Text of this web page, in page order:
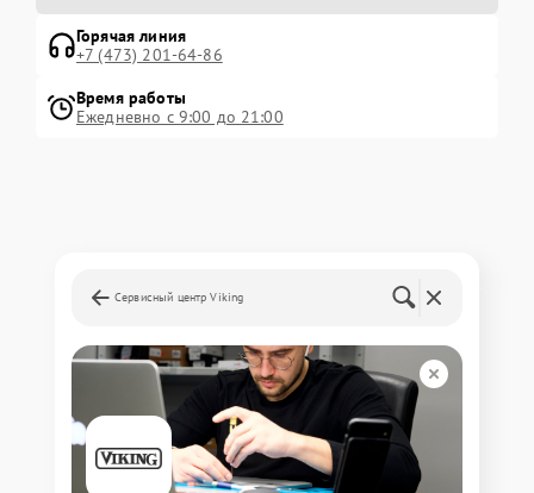
Горячая линия
+7 (473) 201-64-86
Время работы
Ежедневно с 9:00 до 21:00
Сервисный центр Viking